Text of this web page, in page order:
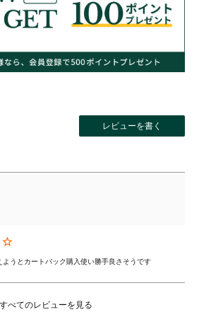
ようとカートバック購入使い勝手良さそうです
すべてのレビューを見る
レビューを書く